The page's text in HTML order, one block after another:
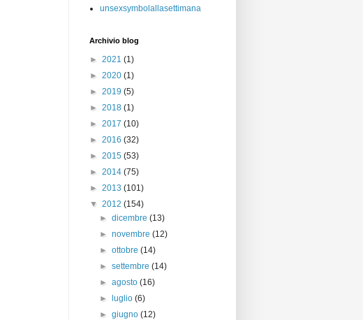
unsexsymbolallasettimana
Archivio blog
► 2021 (1)
► 2020 (1)
► 2019 (5)
► 2018 (1)
► 2017 (10)
► 2016 (32)
► 2015 (53)
► 2014 (75)
► 2013 (101)
▼ 2012 (154)
►dicembre(13)
►novembre(12)
►ottobre(14)
►settembre(14)
►agosto(16)
►
luglio(6)
►giugno(12)